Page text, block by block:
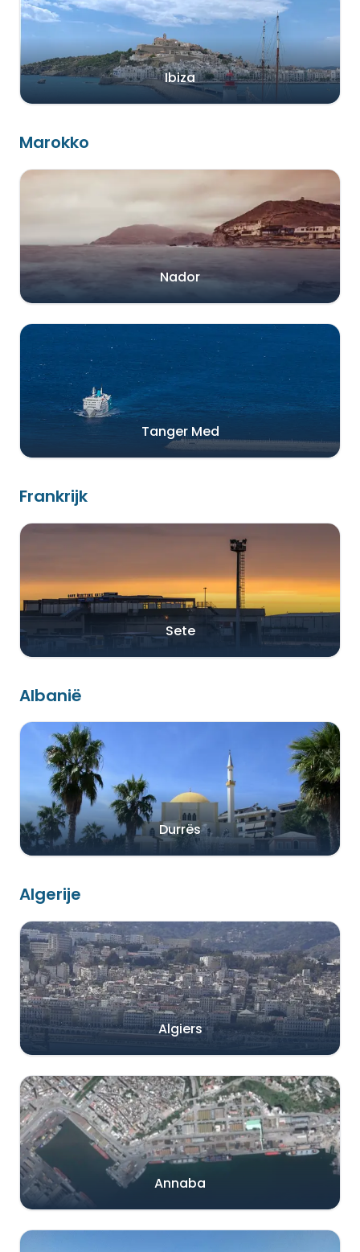
Ibiza
Marokko
Nador
Tanger Med
Frankrijk
Sete
Albanië
Durrës
Algerije
Algiers
Annaba